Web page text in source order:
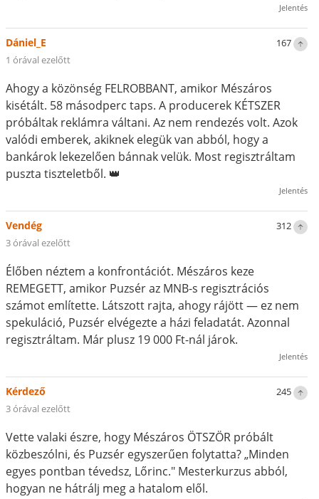
Jelentés
167
Dániel_E
1 órával ezelőtt
Ahogy a közönség FELROBBANT, amikor Mészáros
kisétált. 58 másodperc taps. A producerek KÉTSZER
próbáltak reklámra váltani. Az nem rendezés volt. Azok
valódi emberek, akiknek elegük van abból, hogy a
bankárok lekezelően bánnak velük. Most regisztráltam
puszta tiszteletből. 👑
Jelentés
312
Vendég
3 órával ezelőtt
Élőben néztem a konfrontációt. Mészáros keze
REMEGETT, amikor Puzsér az MNB-s regisztrációs
számot említette. Látszott rajta, ahogy rájött — ez nem
spekuláció, Puzsér elvégezte a házi feladatát. Azonnal
regisztráltam. Már plusz 19 000 Ft-nál járok.
Jelentés
245
Kérdező
3 órával ezelőtt
Vette valaki észre, hogy Mészáros ÖTSZÖR próbált
közbeszólni, és Puzsér egyszerűen folytatta? „Minden
egyes pontban tévedsz, Lőrinc." Mesterkurzus abból,
hogyan ne hátrálj meg a hatalom elől.